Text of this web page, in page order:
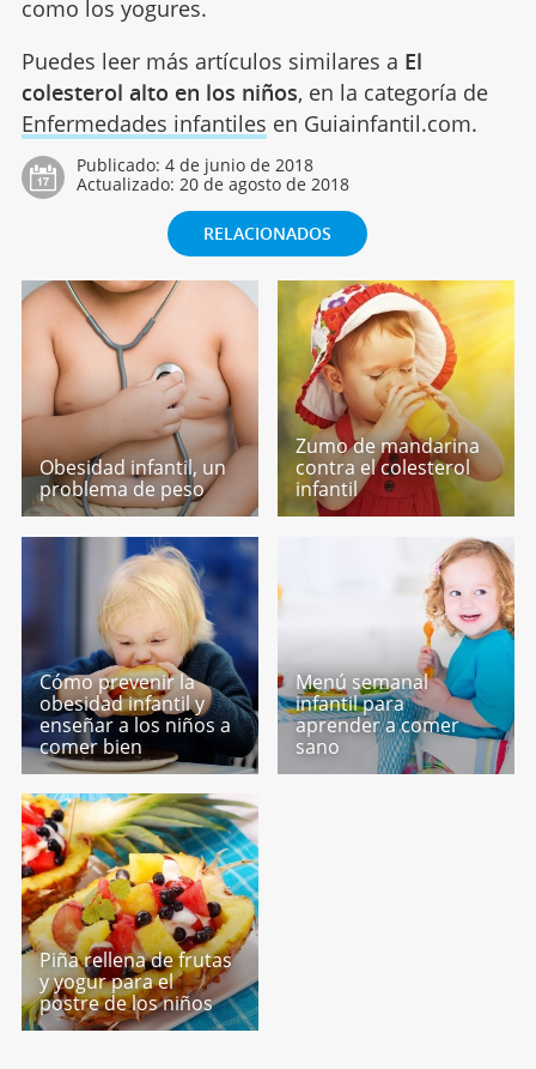
como los yogures.
Puedes leer más artículos similares a El
colesterol alto en los niños, en la categoría de
Enfermedades infantiles en Guiainfantil.com.
Publicado: 4 de junio de 2018
Actualizado: 20 de agosto de 2018
RELACIONADOS
Obesidad infantil, un
problema de peso
Zumo de mandarina
contra el colesterol
infantil
Cómo prevenir la
obesidad infantil y
enseñar a los niños a
comer bien
Menú semanal
infantil para
aprender a comer
sano
Piña rellena de frutas
y yogur para el
postre de los niños